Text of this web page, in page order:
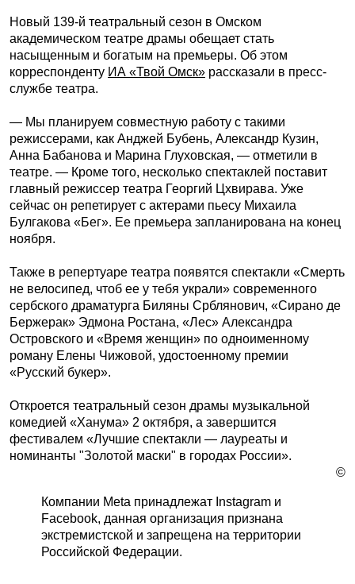
Новый 139-й театральный сезон в Омском
академическом театре драмы обещает стать
насыщенным и богатым на премьеры. Об этом
корреспонденту ИА «Твой Омск» рассказали в пресс-
службе театра.
— Мы планируем совместную работу с такими
режиссерами, как Анджей Бубень, Александр Кузин,
Анна Бабанова и Марина Глуховская, — отметили в
театре. — Кроме того, несколько спектаклей поставит
главный режиссер театра Георгий Цхвирава. Уже
сейчас он репетирует с актерами пьесу Михаила
Булгакова «Бег». Ее премьера запланирована на конец
ноября.
Также в репертуаре театра появятся спектакли «Смерть
не велосипед, чтоб ее у тебя украли» современного
сербского драматурга Биляны Срблянович, «Сирано де
Бержерак» Эдмона Ростана, «Лес» Александра
Островского и «Время женщин» по одноименному
роману Елены Чижовой, удостоенному премии
«Русский букер».
Откроется театральный сезон драмы музыкальной
комедией «Ханума» 2 октября, а завершится
фестивалем «Лучшие спектакли — лауреаты и
номинанты "Золотой маски" в городах России».
©
Компании Meta принадлежат Instagram и
Facebook, данная организация признана
экстремистской и запрещена на территории
Российской Федерации.